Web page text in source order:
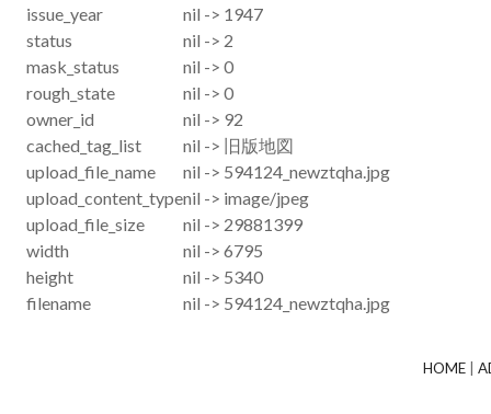
issue_year
nil -> 1947
status
nil -> 2
mask_status
nil -> 0
rough_state
nil -> 0
owner_id
nil -> 92
cached_tag_list
nil -> 旧版地図
upload_file_name
nil -> 594124_newztqha.jpg
upload_content_typenil -> image/jpeg
upload_file_size
nil -> 29881399
width
nil -> 6795
height
nil -> 5340
filename
nil -> 594124_newztqha.jpg
HOME|